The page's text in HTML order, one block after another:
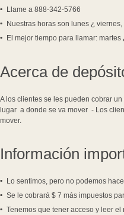
Llame a 888-342-5766
Nuestras horas son lunes ¿
El mejor tiempo para llamar:
Acerca de
A los clientes se les pueden cobrar
lugar a donde se va mover - Los
mover.
Información
Lo sentimos, pero no podemos
Se le cobrará $ 7 más impuestos
Tenemos que tener acceso y leer